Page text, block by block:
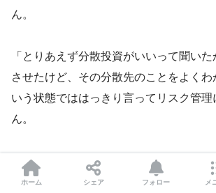
ん。
「とりあえず分散投資がいいって聞い
させたけど、その分散先のことをよくわ
いう状態でははっきり言ってリスク管
ん。
分散投資をするということは、それ相応
力がかかることを理解しておきましょう
ホーム シェア フォロー メ